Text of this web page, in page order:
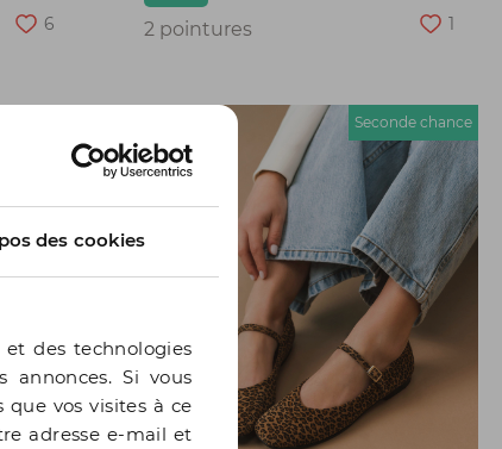
des cookies
des technologies
annonces. Si vous
que vos visites à ce
adresse e-mail et
6 2 pointures 1
Seconde chance